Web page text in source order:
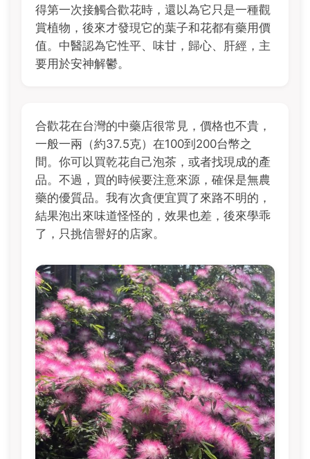
得第一次接觸合歡花時，還以為它只是一種觀
賞植物，後來才發現它的葉子和花都有藥用價
值。中醫認為它性平、味甘，歸心、肝經，主
要用於安神解鬱。
合歡花在台灣的中藥店很常見，價格也不貴，
一般一兩（約37.5克）在100到200台幣之
間。你可以買乾花自己泡茶，或者找現成的產
品。不過，買的時候要注意來源，確保是無農
藥的優質品。我有次貪便宜買了來路不明的，
結果泡出來味道怪怪的，效果也差，後來學乖
了，只挑信譽好的店家。